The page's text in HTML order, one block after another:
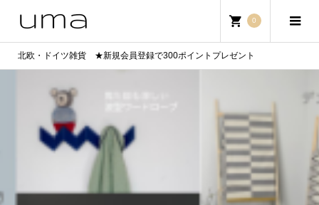
0
北欧・ドイツ雑貨 ★新規会員登録で300ポイントプレゼント